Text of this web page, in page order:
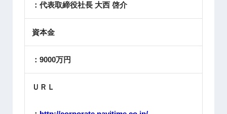
：代表取締役社長 大西 啓介
資本金
：9000万円
ＵＲＬ